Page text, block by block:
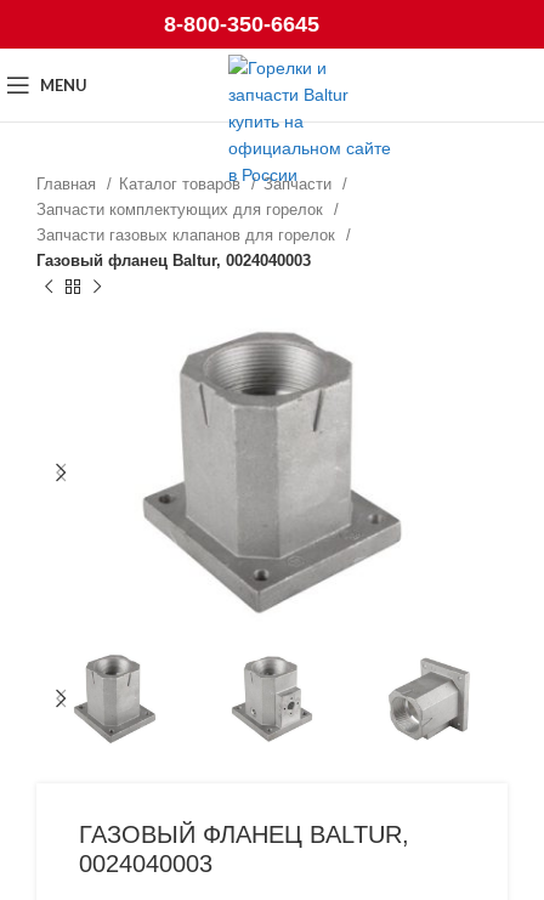
8-800-350-6645
MENU
Главная Каталог товаров
Запчасти
Запчасти комплектующих для горелок
Запчасти газовых клапанов для горелок
Газовый фланец Baltur, 0024040003
ГАЗОВЫЙ ФЛАНЕЦ BALTUR,
0024040003